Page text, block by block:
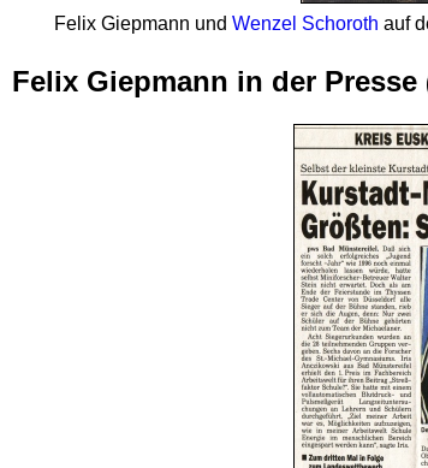
Felix Giepmann und Wenzel Schoroth auf
Felix Giepmann in der Presse